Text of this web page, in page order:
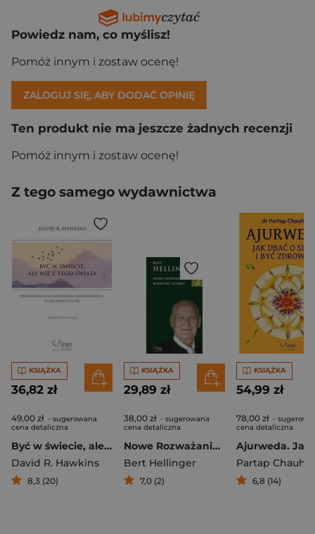
Powiedz nam, co myślisz!
Pomóż innym i zostaw ocenę!
ZALOGUJ SIĘ, ABY DODAĆ OPINIĘ
Ten produkt nie ma jeszcze żadnych recenzji
Pomóż innym i zostaw ocenę!
Z tego samego wydawnictwa
KSIĄŻKA
36,82 zł
49,00 zł - sugerowana
cena detaliczna
Być w świecie, ale nie z tego świata
David R. Hawkins
8,3 (20)
KSIĄŻKA
29,89 zł
38,00 zł - sugerowana
cena detaliczna
Nowe Rozważania 2 Wiedzieć dokąd
Bert Hellinger
7,0 (2)
KSIĄŻKA
54,99 zł
78,00 zł -
cena detaliczna
Partap
6,8 (14)